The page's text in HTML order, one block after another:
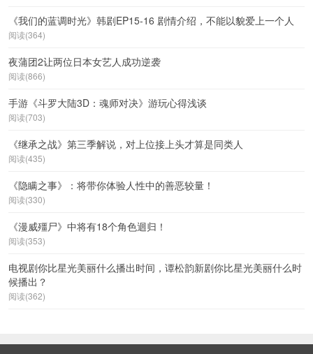
《我们的蓝调时光》韩剧EP15-16 剧情介绍，不能以貌爱上一个人
阅读(364)
夜蒲团2让两位日本女艺人成功逆袭
阅读(866)
手游《斗罗大陆3D：魂师对决》游玩心得浅谈
阅读(703)
《继承之战》第三季解说，对上位接上头才算是同类人
阅读(435)
《隐瞒之事》：将带你体验人性中的善恶较量！
阅读(330)
《漫威殭尸》中将有18个角色迴归！
阅读(353)
电视剧你比星光美丽什么播出时间，谭松韵新剧你比星光美丽什么时
候播出？
阅读(362)